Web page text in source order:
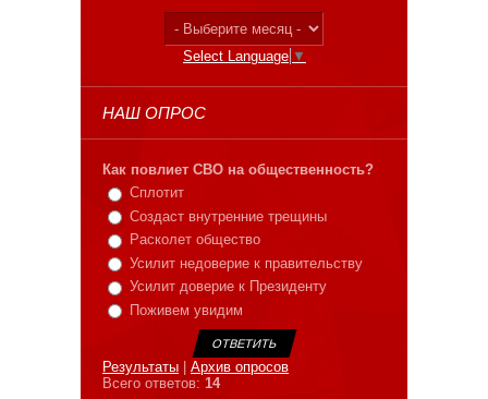
Select Language ▼
НАШ ОПРОС
Как повлиет СВО на общественность?
Сплотит
Создаст внутренние трещины
Расколет общество
Усилит недоверие к правительству
Усилит доверие к Президенту
Поживем увидим
Результаты
Архив опросов
Всего ответов: 14